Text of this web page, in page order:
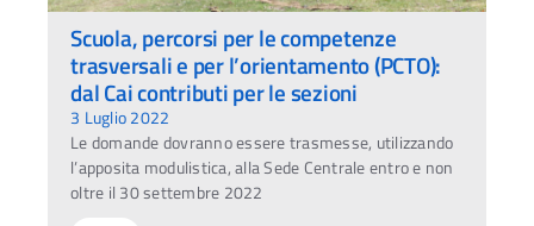
Scuola, percorsi per le competenze
trasversali e per l’orientamento (PCTO):
dal Cai contributi per le sezioni
3 Luglio 2022
Le domande dovranno essere trasmesse, utilizzando
l’apposita modulistica, alla Sede Centrale entro e non
oltre il 30 settembre 2022